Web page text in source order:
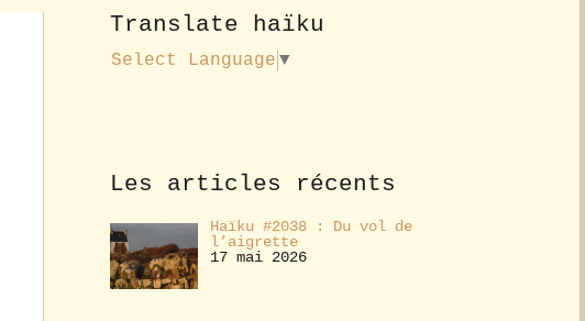
o
u
s
e
Translate haïku
Select Language ▼
Les articles récents
Haïku #2038 : Du vol de
l’aigrette
17 mai 2026